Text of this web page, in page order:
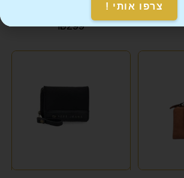
₪299
צרפו אותי !